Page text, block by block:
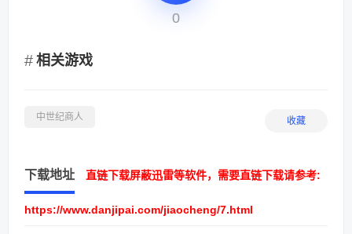
0
相关游戏
中世纪商人 收藏
下载地址 直链下载屏蔽迅雷等软件，需要直链下载请参考:
https://www.danjipai.com/jiaocheng/7.html